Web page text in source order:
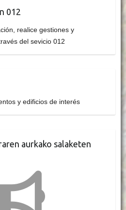
012
realice gestiones y
del sevicio 012
y edificios de interés
aurkako salaketen